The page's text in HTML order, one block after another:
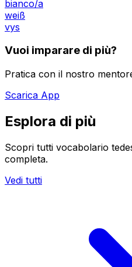
bianco/a
weiß
vys
Vuoi imparare di più?
Pratica con il nostro
Scarica App
Esplora di più
Scopri tutti vocabolario
completa.
Vedi tutti